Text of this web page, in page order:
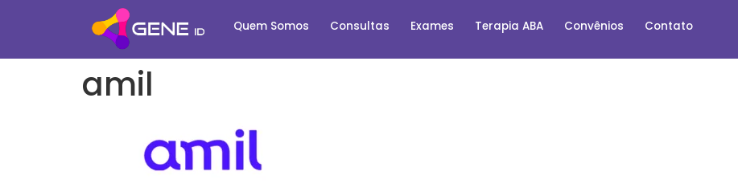
Quem Somos Consultas Exames Terapia ABA Convênios Contato
amil